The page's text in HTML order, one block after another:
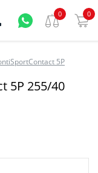
0 0
5P
5P 255/40